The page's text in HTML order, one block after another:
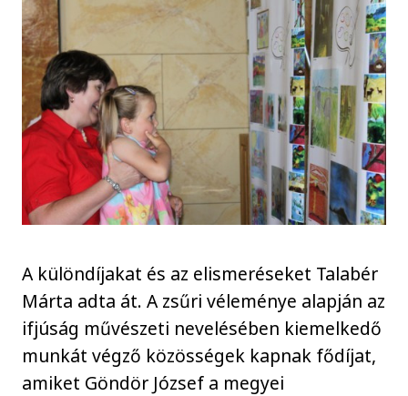
A különdíjakat és az elismeréseket Talabér
Márta adta át. A zsűri véleménye alapján az
ifjúság művészeti nevelésében kiemelkedő
munkát végző közösségek kapnak fődíjat,
amiket Göndör József a megyei